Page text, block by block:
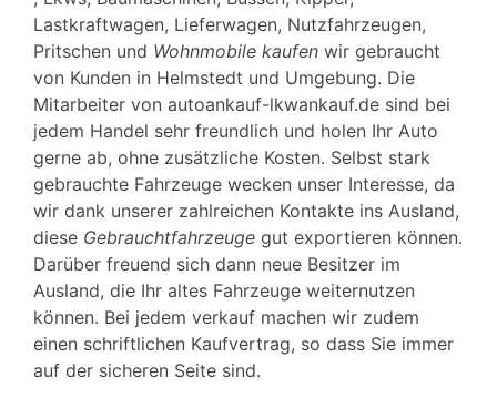
Lastkraftwagen, Lieferwagen, Nutzfahrzeugen,
Pritschen und Wohnmobile kaufen wir gebraucht
von Kunden in Helmstedt und Umgebung. Die
Mitarbeiter von autoankauf-lkwankauf.de sind bei
jedem Handel sehr freundlich und holen Ihr Auto
gerne ab, ohne zusätzliche Kosten. Selbst stark
gebrauchte Fahrzeuge wecken unser Interesse, da
wir dank unserer zahlreichen Kontakte ins Ausland,
diese Gebrauchtfahrzeuge gut exportieren können.
Darüber freuend sich dann neue Besitzer im
Ausland, die Ihr altes Fahrzeuge weiternutzen
können. Bei jedem verkauf machen wir zudem
einen schriftlichen Kaufvertrag, so dass Sie immer
auf der sicheren Seite sind.